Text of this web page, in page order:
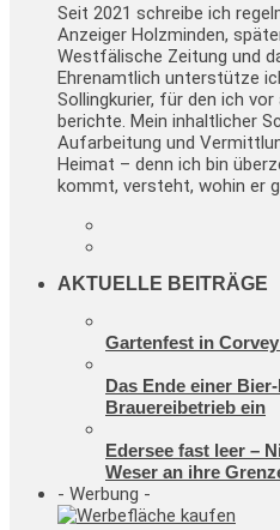
Seit 2021 schreibe ich
Anzeiger Holzminden,
Westfälische Zeitung und
Ehrenamtlich unterstütze
Sollingkurier, für den ich
berichte. Mein inhaltlicher
Aufarbeitung und
Heimat – denn ich bin
kommt, versteht, wohin er
AKTUELLE BEITRÄGE
Gartenfest in
Das Ende einer
Brauereibetrieb ein
Edersee fast leer –
Weser an ihre
- Werbung -